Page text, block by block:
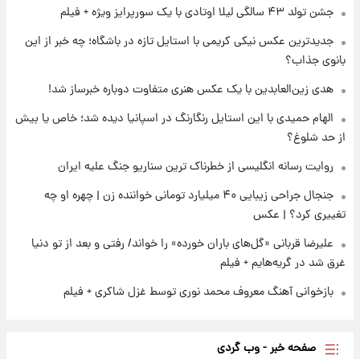
برای اولین بار؛ انتشار تصاویری از رهبر جدید
تصاویر عمامه بستن به شیوه خاتمی/ویدیو
جشن تولد ۴۳ سالگی لیلا اوتادی با یک سورپرایز ویژه + فیلم
جدیدترین عکس نیکی کریمی با استایل تازه در باشگاه؛ چه خبر از این
بانوی جذاب؟
هدی زین‌العابدین با یک عکس هنری متفاوت دوباره خبرساز شد!
الهام حمیدی با این استایل رنگارنگ در اسپانیا دیده شد؛ خاص یا بیش
از حد شلوغ؟
روایت رسانه انگلیسی از خطرناک ترین سناریو جنگ علیه ایران
جنجال جراحی زیبایی ۴۰ میلیارد تومانی خواننده زن | چهره او چه
تغییری کرد؟ | عکس
علیرضا قربانی «گل‌های باران خورده» را خواند/ رفتی و بعد از تو دنیا
غرق شد در گریه‌هایم + فیلم
بازخوانی آهنگ معروف محمد نوری توسط غزل شاکری + فیلم
صفحه خبر - وب گردی